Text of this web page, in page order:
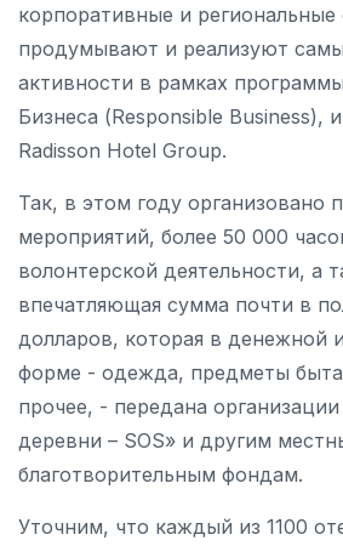
корпоративные и
продумывают и реализуют
активности в рамках
Бизнеса (Responsible Business),
Radisson Hotel Group.
Так, в этом году организовано
мероприятий, более 50 000
волонтерской деятельности, а
впечатляющая сумма почти в
долларов, которая в денежной
форме - одежда, предметы
прочее, - передана
деревни – SOS» и другим
благотворительным фондам.
Уточним, что каждый из 1100